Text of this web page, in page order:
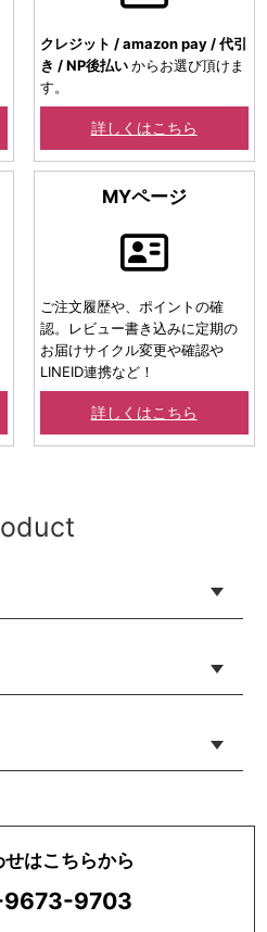
クレジット / amazon pay / 代引
き / NP後払い からお選び頂けま
す。
詳しくはこちら
MYページ
ご注文履歴や、ポイントの確
認。レビュー書き込みに定期の
お届けサイクル変更や確認や
LINEID連携など！
詳しくはこちら
はこちらから
9673-9703